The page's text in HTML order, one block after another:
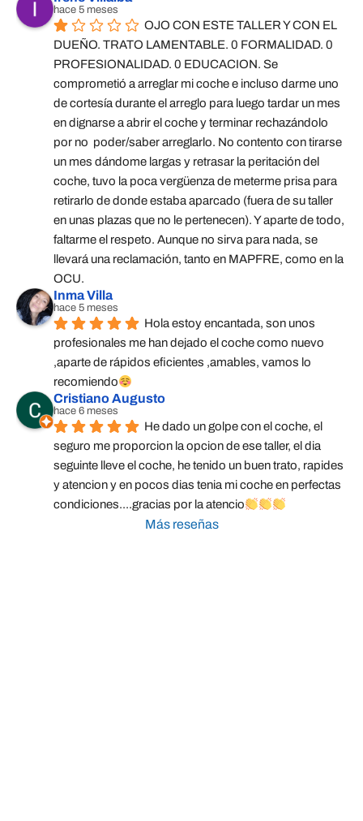
hace 5 meses
OJO CON ESTE TALLER Y CON EL
DUEÑO. TRATO LAMENTABLE. 0 FORMALIDAD. 0
PROFESIONALIDAD. 0 EDUCACION. Se
comprometió a arreglar mi coche e incluso darme uno
de cortesía durante el arreglo para luego tardar un mes
en dignarse a abrir el coche y terminar rechazándolo
por no  poder/saber arreglarlo. No contento con tirarse
un mes dándome largas y retrasar la peritación del
coche, tuvo la poca vergüenza de meterme prisa para
retirarlo de donde estaba aparcado (fuera de su taller
en unas plazas que no le pertenecen). Y aparte de todo,
faltarme el respeto. Aunque no sirva para nada, se
llevará una reclamación, tanto en MAPFRE, como en la
OCU.
Inma Villa
hace 5 meses
Hola estoy encantada, son unos
profesionales me han dejado el coche como nuevo
,aparte de rápidos eficientes ,amables, vamos lo
recomiendo
Cristiano Augusto
hace 6 meses
He dado un golpe con el coche, el
seguro me proporcion la opcion de ese taller, el dia
seguinte lleve el coche, he tenido un buen trato, rapides
y atencion y en pocos dias tenia mi coche en perfectas
condiciones....gracias por la atencio
Más reseñas